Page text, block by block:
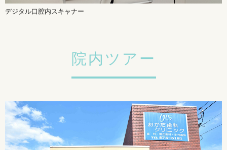
デジタル口腔内スキャナー
院内ツアー